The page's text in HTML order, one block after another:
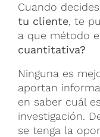
Cuando
tu cliente, te
a que método
cuantitativa?
Ninguna es
aportan
en saber cuál
investigación.
se tenga la